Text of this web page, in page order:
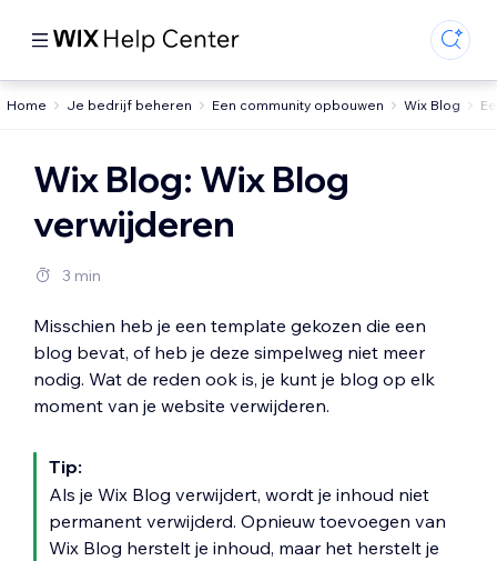
Home Je bedrijf beheren Een community opbouwen Wix Blog
Wix Blog: Wix Blog
verwijderen
3 min
Misschien heb je een template gekozen die een
blog bevat, of heb je deze simpelweg niet meer
nodig. Wat de reden ook is, je kunt je blog op elk
moment van je website verwijderen.
Tip:
Als je Wix Blog verwijdert, wordt je inhoud niet
permanent verwijderd. Opnieuw toevoegen van
Wix Blog herstelt je inhoud, maar het herstelt je